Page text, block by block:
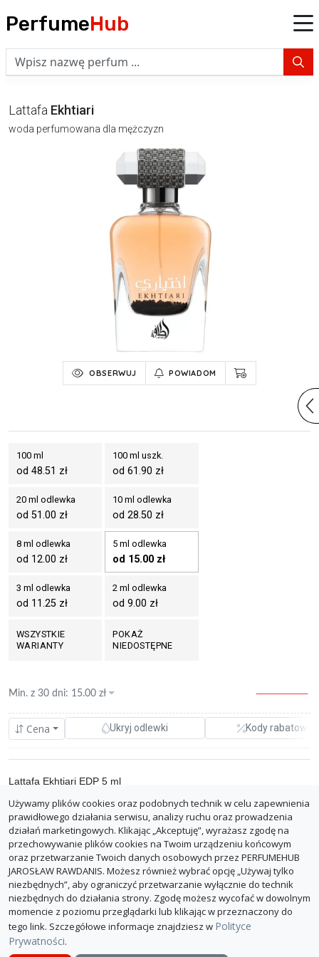
PerfumeHub
Lattafa Ekhtiari
woda perfumowana dla mężczyzn
OBSERWUJ POWIADOM
100 ml
od 48.51 zł
100 ml uszk.
od 61.90 zł
20 ml odlewka
od 51.00 zł
10 ml odlewka
od 28.50 zł
8 ml odlewka
od 12.00 zł
5 ml odlewka
od 15.00 zł
3 ml odlewka
od 11.25 zł
2 ml odlewka
od 9.00 zł
WSZYSTKIE
WARIANTY
POKAŻ
NIEDOSTĘPNE
Cena Ukryj odlewki Kody rabatowe
Min. z 30 dni: 15.00 zł
magrami.pl
opinie
Lattafa Ekhtiari EDP 5 ml
15.00 zł
z dostawą: 29.99 zł
0.00%
ZGŁOŚ BŁĄD
O PerfumeHub Polityka Prywatności Dla sklepów
Używamy plików cookies oraz podobnych technik w celu zapewnienia
prawidłowego działania serwisu, analizy ruchu oraz prowadzenia
działań marketingowych. Klikając „Akceptuję”, wyrażasz zgodę na
przechowywanie plików cookies na Twoim urządzeniu końcowym
oraz przetwarzanie Twoich danych osobowych przez PERFUMEHUB
JAROSŁAW RAWDANIS. Możesz również wybrać opcję „Używaj tylko
niezbędnych”, aby ograniczyć przetwarzanie wyłącznie do technik
niezbędnych do działania strony. Zgodę możesz wycofać w dowolnym
momencie z poziomu przeglądarki lub klikając w przeznaczony do
tego link. Szczegółowe informacje znajdziesz w Polityce
Prywatności.